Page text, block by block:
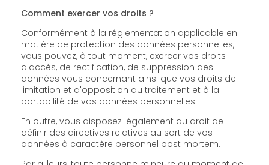
Comment exercer vos droits ?
Conformément à la réglementation applicable en
matière de protection des données personnelles,
vous pouvez, à tout moment, exercer vos droits
d'accès, de rectification, de suppression des
données vous concernant ainsi que vos droits de
limitation et d'opposition au traitement et à la
portabilité de vos données personnelles.
En outre, vous disposez légalement du droit de
définir des directives relatives au sort de vos
données à caractère personnel post mortem.